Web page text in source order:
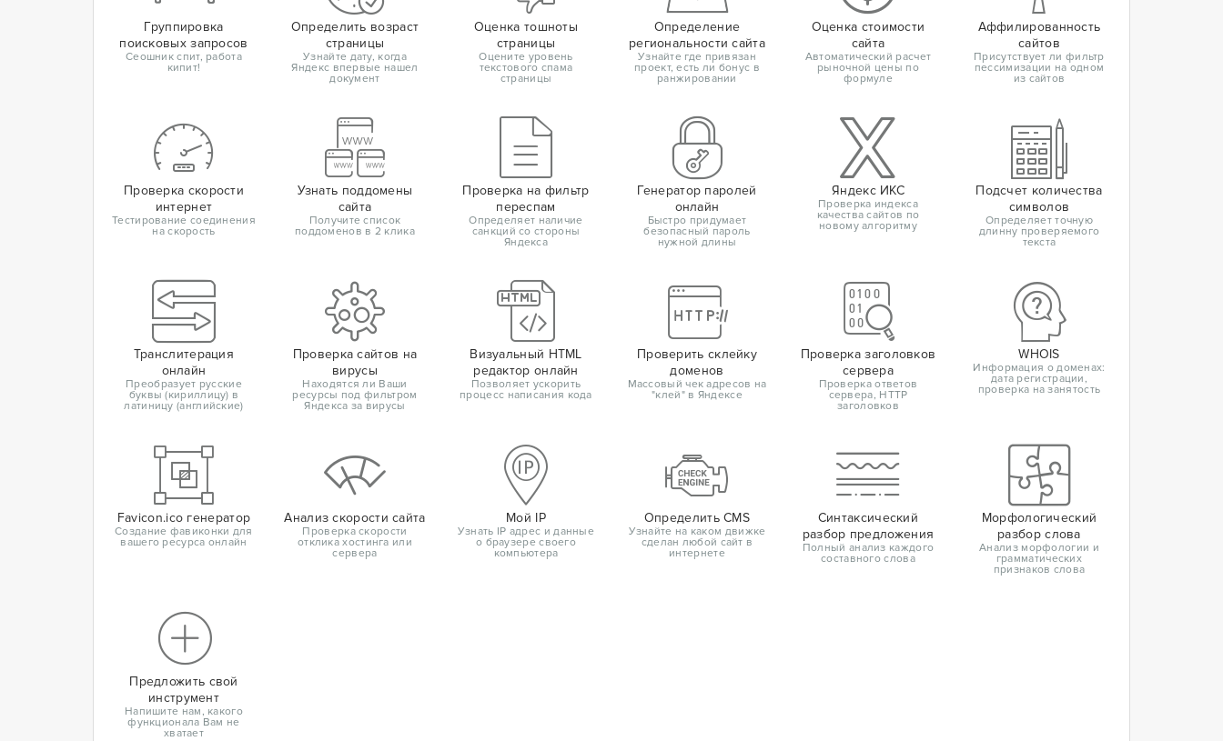
Группировка
поисковых запросов
Сеошник спит, работа
кипит!
Определить возраст
страницы
Узнайте дату, когда
Яндекс впервые нашел
документ
Оценка тошноты
страницы
Оцените уровень
текстового спама
страницы
Определение
региональности сайта
Узнайте где привязан
проект, есть ли бонус в
ранжировании
Оценка стоимости
сайта
Автоматический расчет
рыночной цены по
формуле
Аффилированность
сайтов
Присутствует ли фильтр
пессимизации на одном
из сайтов
Проверка скорости
интернет
Тестирование соединения
на скорость
Узнать поддомены
сайта
Получите список
поддоменов в 2 клика
Проверка на фильтр
переспам
Определяет наличие
санкций со стороны
Яндекса
Генератор паролей
онлайн
Быстро придумает
безопасный пароль
нужной длины
Яндекс ИКС
Проверка индекса
качества сайтов по
новому алгоритму
Подсчет количества
символов
Определяет точную
длинну проверяемого
текста
Транслитерация
онлайн
Преобразует русские
буквы (кириллицу) в
латиницу (английские)
Проверка сайтов на
вирусы
Находятся ли Ваши
ресурсы под фильтром
Яндекса за вирусы
Визуальный HTML
редактор онлайн
Позволяет ускорить
процесс написания кода
Проверить склейку
доменов
Массовый чек адресов на
"клей" в Яндексе
Проверка заголовков
сервера
Проверка ответов
сервера, HTTP
заголовков
WHOIS
Информация о доменах:
дата регистрации,
проверка на занятость
Favicon.ico генератор
Создание фавиконки для
вашего ресурса онлайн
Анализ скорости сайта
Проверка скорости
отклика хостинга или
сервера
Мой IP
Узнать IP адрес и данные
о браузере своего
компьютера
Определить CMS
Узнайте на каком движке
сделан любой сайт в
интернете
Синтаксический
разбор предложения
Полный анализ каждого
составного слова
Морфологический
разбор слова
Анализ морфологии и
грамматических
признаков слова
Предложить свой
инструмент
Напишите нам, какого
функционала Вам не
хватает